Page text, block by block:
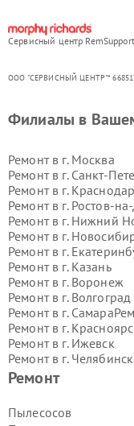
Сервисный центр
ООО "СЕРВИСНЫЙ ЦЕНТР"*
Ремонт
Пылесосов
Филиалы в
Ремонт в г. Москва
Ремонт в г. Санкт-
Ремонт в г. Краснодар
Ремонт в г. Ростов-
Ремонт в г. Нижний
Ремонт в г.
Ремонт в г.
Ремонт в г. Казань
Ремонт в г. Воронеж
Ремонт в г. Волгоград
Ремонт в г. Самара
Ремонт в г.
Ремонт в г. Ижевск
Ремонт в г. Челябинск
Ремонт в г.
Ремонт в г.
Ремонт в г.Саратов